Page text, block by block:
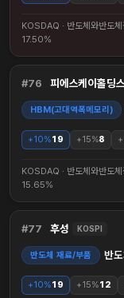
KOSDAQ · 반도체와반도
17.50%
76 피에스케이홀딩스
HBM(고대역폭메모리)
+10%19 +15%8
KOSDAQ · 반도체와반도
15.65%
77 후성 KOSPI
반도체 재료/부품 반
+10%19 +15%12